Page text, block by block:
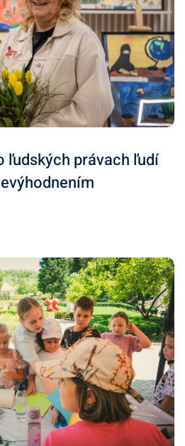
ľudských právach ľudí